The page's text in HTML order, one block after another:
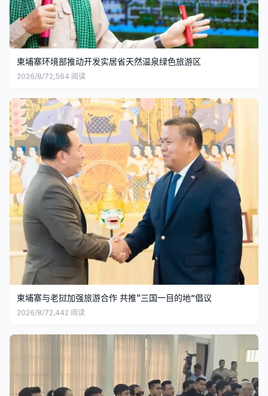
柬埔寨环境部推动开发实居省天然温泉绿色旅游区
2026/8/72,564 阅读
柬埔寨与老挝加强旅游合作 共推“三国一目的地”倡议
2026/8/72,442 阅读